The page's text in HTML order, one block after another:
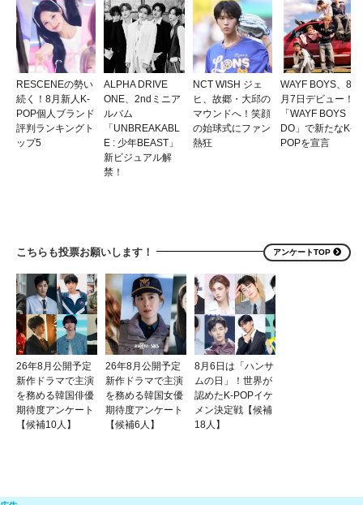
RESCENEの勢い
続く！8月新人K-
POP個人ブランド
評判ランキングト
ップ5
ALPHA DRIVE
ONE、2ndミニア
ルバム
「UNBREAKABL
E : 少年BEAST」
新ビジュアル解
禁！
NCT WISH ジェ
ヒ、故郷・大邱の
マウンドへ！笑顔
の始球式にファン
熱狂
WAYF BOYS、8
月7日デビュー！
「WAYF BOYS
DO」で新たなK-
POPを宣言
こちらも投票お願いします！ アンケートTOP
26年8月公開予定
新作ドラマで主演
を務める韓国俳優
期待度アンケート
【候補10人】
26年8月公開予定
新作ドラマで主演
を務める韓国女優
期待度アンケート
【候補6人】
8月6日は「ハンサ
ムの日」！世界が
認めたK-POPイケ
メン決定戦【候補
18人】